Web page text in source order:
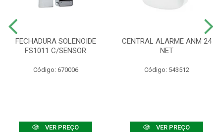
FECHADURA SOLENOIDE
FS1011 C/SENSOR
Código: 670006
VER PREÇO
CENTRAL ALARME ANM 24
NET
Código: 543512
VER PREÇO